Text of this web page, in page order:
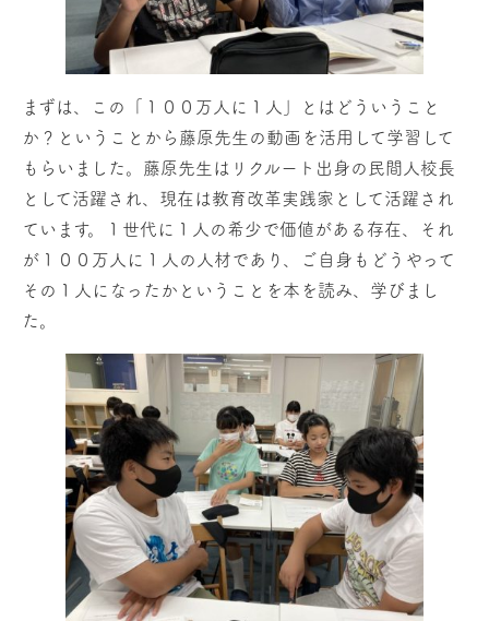
まずは、この「１００万人に１人」とはどういうこと
か？ということから藤原先生の動画を活用して学習して
もらいました。藤原先生はリクルート出身の民間人校長
として活躍され、現在は教育改革実践家として活躍され
ています。１世代に１人の希少で価値がある存在、それ
が１００万人に１人の人材であり、ご自身もどうやって
その１人になったかということを本を読み、学びまし
た。